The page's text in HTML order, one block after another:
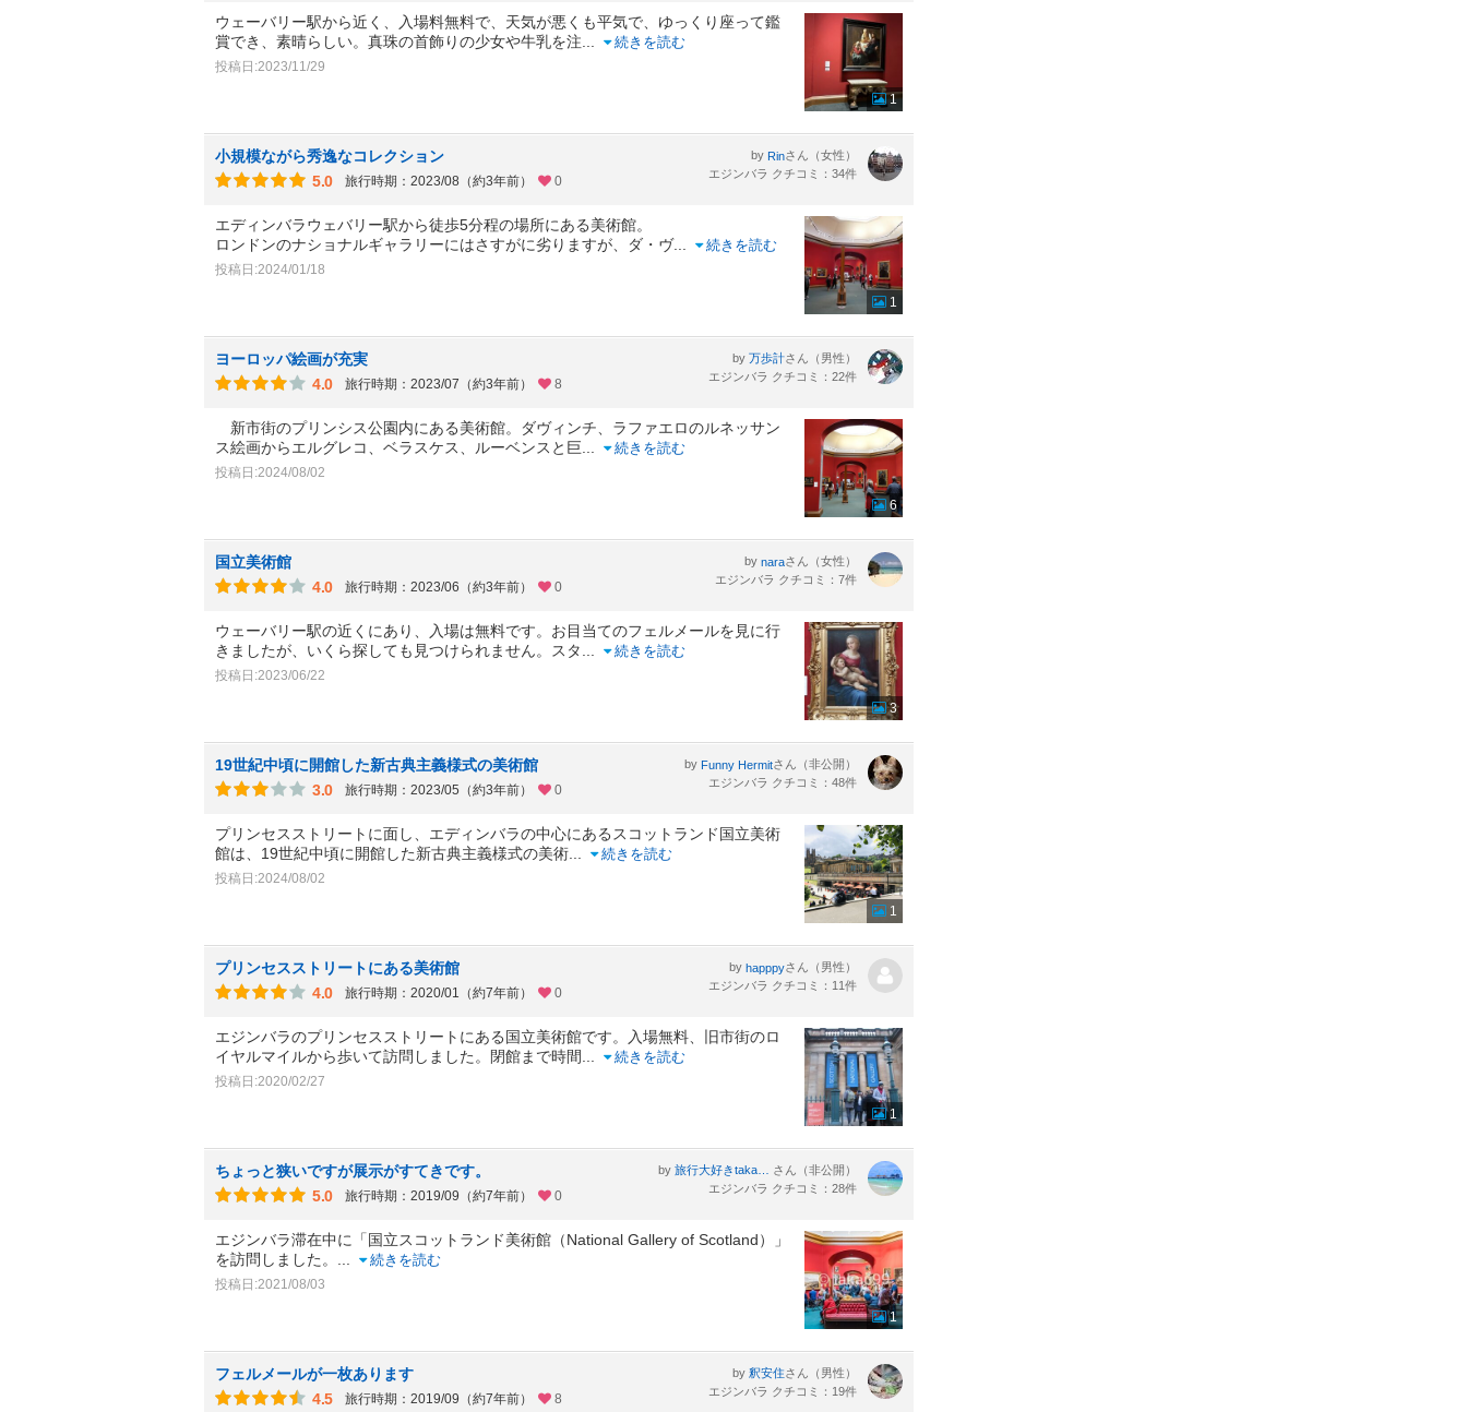
ウェーバリー駅から近く、入場料無料で、天気が悪くも平気で、ゆっくり座って鑑
賞でき、素晴らしい。真珠の首飾りの少女や牛乳を注
続きを読む
投稿日:2023/11/29
1
小規模ながら秀逸なコレクション
5.0
旅行時期：2023/08（約3年前） 0
by Rinさん（女性）
エジンバラ クチコミ：34件
エディンバラウェバリー駅から徒歩5分程の場所にある美術館。
ロンドンのナショナルギャラリーにはさすがに劣りますが、ダ・ヴ... 続きを読む
投稿日:2024/01/18
1
ヨーロッパ絵画が充実
4.0
旅行時期：2023/07（約3年前） 8
by 万歩計さん（男性）
エジンバラ クチコミ：22件
新市街のプリンシス公園内にある美術館。ダヴィンチ、ラファエロのルネッサン
ス絵画からエルグレコ、ベラスケス、ルーベンスと巨
続きを読む
投稿日:2024/08/02
6
国立美術館
4.0
旅行時期：2023/06（約3年前） 0
by naraさん（女性）
エジンバラ クチコミ：7件
ウェーバリー駅の近くにあり、入場は無料です。お目当てのフェルメールを見に行
きましたが、いくら探しても見つけられません。スタ
続きを読む
投稿日:2023/06/22
3
19世紀中頃に開館した新古典主義様式の美術館
3.0
旅行時期：2023/05（約3年前） 0
by Funny Hermitさん（非公開）
エジンバラ クチコミ：48件
プリンセスストリートに面し、エディンバラの中心にあるスコットランド国立美術
館は、19世紀中頃に開館した新古典主義様式の美術
続きを読む
投稿日:2024/08/02
1
プリンセスストリートにある美術館
4.0
旅行時期：2020/01（約7年前） 0
by happpyさん（男性）
エジンバラ クチコミ：11件
エジンバラのプリンセスストリートにある国立美術館です。入場無料、旧市街のロ
イヤルマイルから歩いて訪問しました。閉館まで時間
続きを読む
投稿日:2020/02/27
1
ちょっと狭いですが展示がすてきです。
5.0
旅行時期：2019/09（約7年前） 0
by
さん（非公開）
エジンバラ クチコミ：28件
エジンバラ滞在中に「国立スコットランド美術館（National Gallery of Scotland）」
を訪問しました。
続きを読む
投稿日:2021/08/03
1
フェルメールが一枚あります
4.5
旅行時期：2019/09（約7年前） 8
by 釈安住さん（男性）
エジンバラ クチコミ：19件